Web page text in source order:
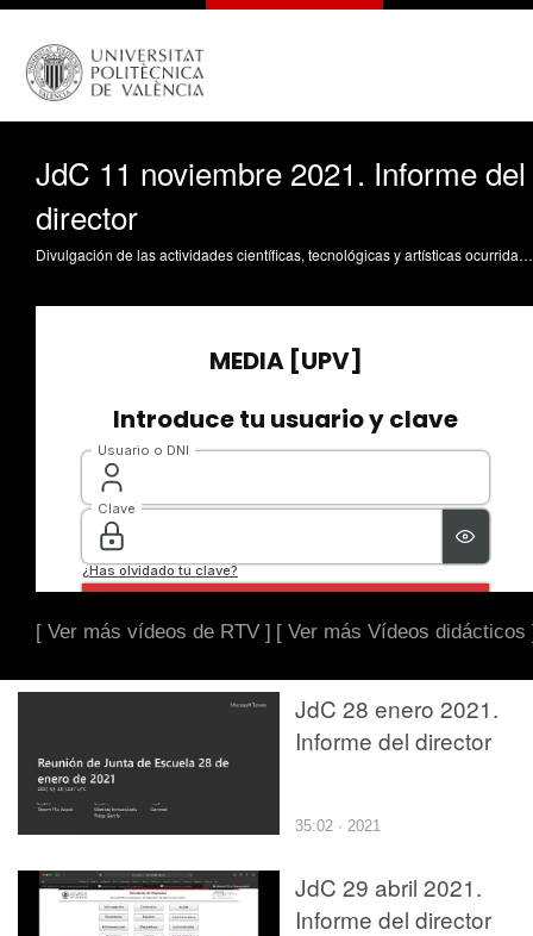
JdC 11 noviembre 2021. Informe del
director
Divulgación de las actividades científicas, tecnológicas y artísticas ocurridas en los tres campus de la UPV
[ Ver más vídeos de RTV ] [ Ver más Vídeos didácticos
JdC 28 enero 2021.
Informe del director
35:02 · 2021
JdC 29 abril 2021.
Informe del director